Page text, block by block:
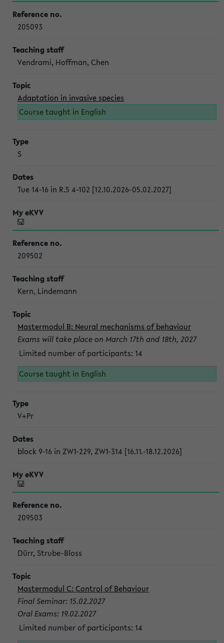
205093
Vendrami, Hoffman, Chen
Adaptation in invasive species
Course taught in English
S
Tue 14-16 in R.5 4-102 [12.10.2026-05.02.2027]
209502
Kern, Lindemann
Mastermodul B: Neural mechanisms of behaviour
Exams will take place on March 17th and 18th, 2027
Limited number of participants: 14
Course taught in English
V+Pr
block 9-16 in ZW1-229, ZW1-314 [16.11.-18.12.2026]
209503
Dürr, Strube-Bloss
Mastermodul C: Control of Behaviour
Final Seminar: 15.02.2027
Oral Exams: 19.02.2027
Limited number of participants: 14